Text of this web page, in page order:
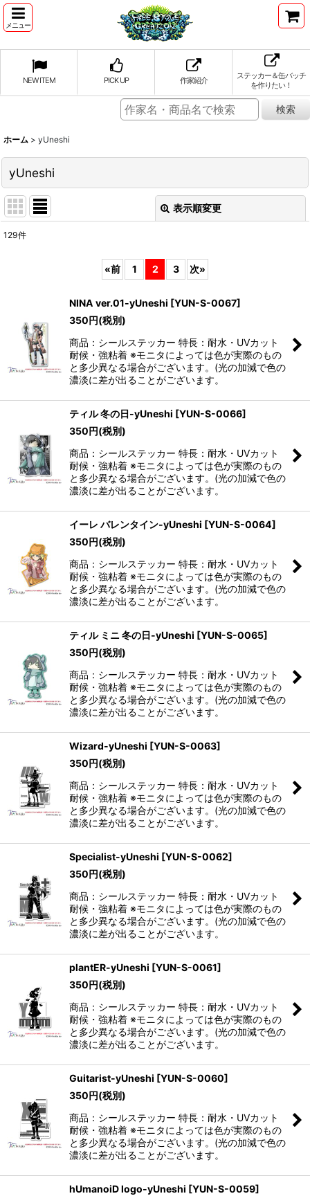
メニュー
NEW ITEM PICK UP 作家紹介
ステッカー＆缶バッチ
を作りたい！
ホーム > yUneshi
yUneshi
表示順変更
129件
«前 1 2 3 次»
NINA ver.01-yUneshi [YUN-S-0067]
350円(税別)
商品：シールステッカー 特長：耐水・UVカット
耐候・強粘着 ※モニタによっては色が実際のもの
と多少異なる場合がございます。(光の加減で色の
濃淡に差が出ることがございます。
ティル 冬の日-yUneshi [YUN-S-0066]
350円(税別)
商品：シールステッカー 特長：耐水・UVカット
耐候・強粘着 ※モニタによっては色が実際のもの
と多少異なる場合がございます。(光の加減で色の
濃淡に差が出ることがございます。
イーレ バレンタイン-yUneshi [YUN-S-0064]
350円(税別)
商品：シールステッカー 特長：耐水・UVカット
耐候・強粘着 ※モニタによっては色が実際のもの
と多少異なる場合がございます。(光の加減で色の
濃淡に差が出ることがございます。
ティル ミニ 冬の日-yUneshi [YUN-S-0065]
350円(税別)
商品：シールステッカー 特長：耐水・UVカット
耐候・強粘着 ※モニタによっては色が実際のもの
と多少異なる場合がございます。(光の加減で色の
濃淡に差が出ることがございます。
Wizard-yUneshi [YUN-S-0063]
350円(税別)
商品：シールステッカー 特長：耐水・UVカット
耐候・強粘着 ※モニタによっては色が実際のもの
と多少異なる場合がございます。(光の加減で色の
濃淡に差が出ることがございます。
Specialist-yUneshi [YUN-S-0062]
350円(税別)
商品：シールステッカー 特長：耐水・UVカット
耐候・強粘着 ※モニタによっては色が実際のもの
と多少異なる場合がございます。(光の加減で色の
濃淡に差が出ることがございます。
plantER-yUneshi [YUN-S-0061]
350円(税別)
商品：シールステッカー 特長：耐水・UVカット
耐候・強粘着 ※モニタによっては色が実際のもの
と多少異なる場合がございます。(光の加減で色の
濃淡に差が出ることがございます。
Guitarist-yUneshi [YUN-S-0060]
350円(税別)
商品：シールステッカー 特長：耐水・UVカット
耐候・強粘着 ※モニタによっては色が実際のもの
と多少異なる場合がございます。(光の加減で色の
濃淡に差が出ることがございます。
hUmanoiD logo-yUneshi [YUN-S-0059]